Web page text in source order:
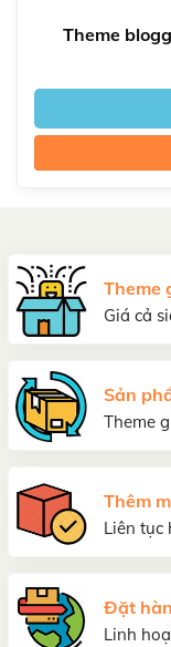
Theme
Theme
Giá cả
Sản
Theme
Thêm
Liên tục
Đặt
Linh